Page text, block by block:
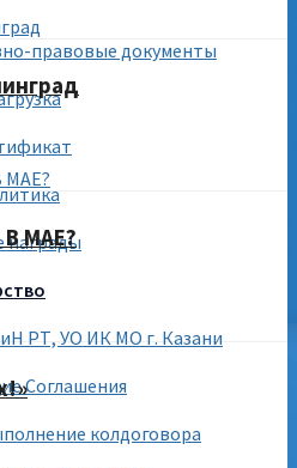
правовые документы
награды
РТ, УО ИК МО г. Казани
Соглашения
колдоговора
МАЕ?